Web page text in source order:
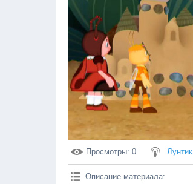
Просмотры: 0 Лунтик
Описание материала: